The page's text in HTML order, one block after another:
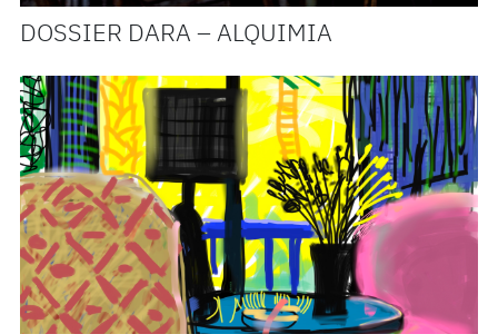
DOSSIER DARA – ALQUIMIA